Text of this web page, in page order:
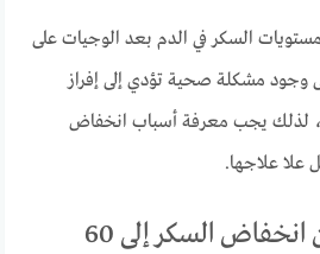
السكر في الدم بعد الوجيات على
وجود مشكلة صحية تؤدي إلى إفراز
لذلك يجب معرفة أسباب انخفاض
علا علاجها.
السكر إلى 60